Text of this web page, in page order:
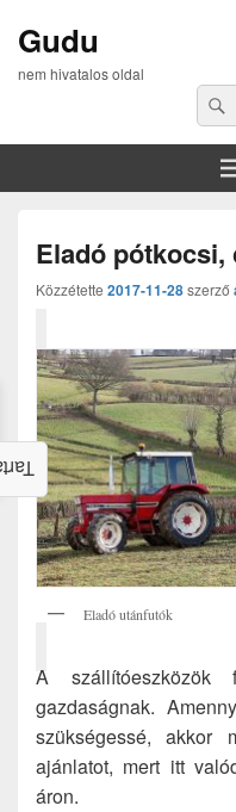
Gudu
nem hivatalos oldal
for:
Eladó pótkocsi,
Közzétette 2017-11-28szerző
Eladó utánfutók
A
gazdaságnak.
szükségessé, akkor
ajánlatot, mert itt
áron.